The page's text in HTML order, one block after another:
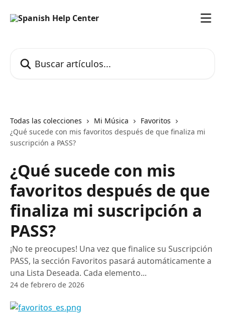
Todas las colecciones Mi Música
Favoritos
¿Qué sucede con mis favoritos después de que finaliza mi
suscripción a PASS?
¿Qué sucede con mis
favoritos después de que
finaliza mi suscripción a
PASS?
¡No te preocupes! Una vez que finalice su Suscripción
PASS, la sección Favoritos pasará automáticamente a
una Lista Deseada. Cada elemento...
24 de febrero de 2026